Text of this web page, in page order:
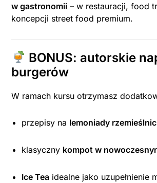
w gastronomii – w restauracji, food
koncepcji street food premium.
BONUS: autorskie
burgerów
W ramach kursu otrzymasz
przepisy na lemoniady
klasyczny kompot w
Ice Tea idealne jako uzupełnienie